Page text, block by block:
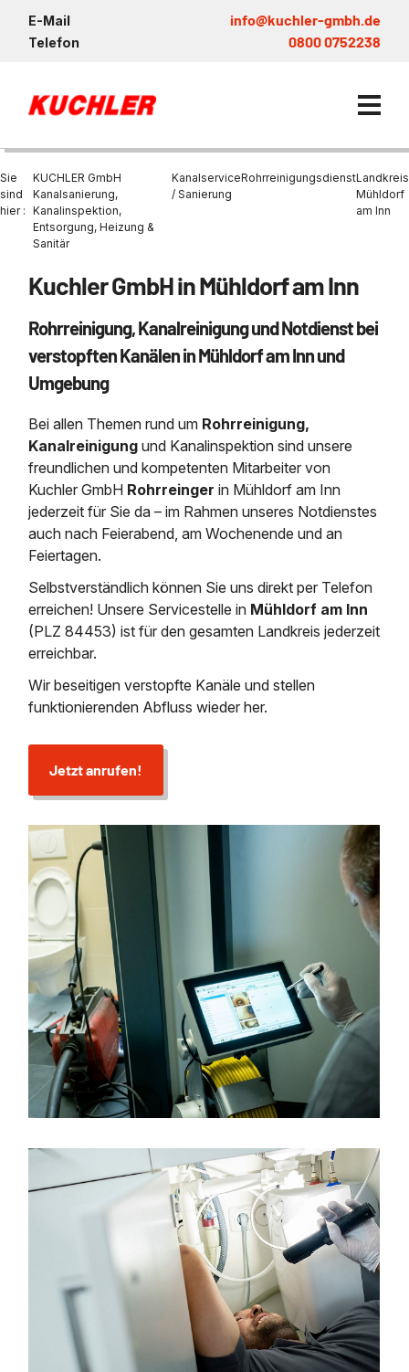
E-Mail info@kuchler-gmbh.de
Telefon 0800 0752238
Kanalservice / Sanierung
Kanalsanierung
Schachtsanierung
Kanalreinigung
Kanalinspektion
Grubenentleerung
24h Notdienst
Rohrreinigungsdienst
Dükerreinigung
Entsorgung
Entsorgung und
Bohrschlamm
Entsorgung von
Entleerung und Reinigung
Regenrückhaltebecken
Grubenentleerung und
Sickerschacht Reinigung
Austausch von
Schießstandsanierung -
Mobile Schlamm-
Abscheider
Entleerung Entsorgung
Prüfung &
Fettabscheider
Entsorgung
Saugbagger / Luftförderanlage
Be- und Entkiesen von
Entleerung von
Faultürmen per
Saugbagger für Tiefbau
Saugbagger und Pumpen
Fermenter-Entleerung
Regenrückhaltebecken
Entschlammung
etc.
Weitere Services mit
Heizung / Sanitär
Heizung / Sanitär
Brückenentwässerung
Tiefbau
Unternehmen
KUCHLER GRUPPE
Referenzen
Zertifikate /
Sie
sind
hier :
KUCHLER GmbH
Kanalsanierung,
Kanalinspektion,
Entsorgung, Heizung &
Sanitär
Kanalservice
/ Sanierung
RohrreinigungsdienstLandkreis
Mühldorf
am Inn
Kuchler GmbH in Mühldorf am Inn
Rohrreinigung, Kanalreinigung und Notdienst bei
verstopften Kanälen in Mühldorf am Inn und
Umgebung
Bei allen Themen rund um Rohrreinigung,
Kanalreinigung und Kanalinspektion sind unsere
freundlichen und kompetenten Mitarbeiter von
Kuchler GmbH Rohrreinger in Mühldorf am Inn
jederzeit für Sie da – im Rahmen unseres Notdienstes
auch nach Feierabend, am Wochenende und an
Feiertagen.
Selbstverständlich können Sie uns direkt per Telefon
erreichen! Unsere Servicestelle in Mühldorf am Inn
(PLZ 84453) ist für den gesamten Landkreis jederzeit
erreichbar.
Wir beseitigen verstopfte Kanäle und stellen
funktionierenden Abfluss wieder her.
Jetzt anrufen!